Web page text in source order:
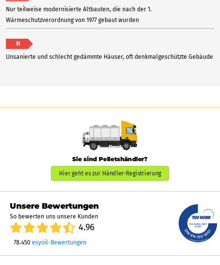
Nur teilweise modernisierte Altbauten, die nach der 1.
Wärmeschutzverordnung von 1977 gebaut wurden
H
Unsanierte und schlecht gedämmte Häuser, oft denkmalgeschützte Gebäude
Sie sind Pelletshändler?
Hier geht es zur Händler-Registrierung
Unsere Bewertungen
So bewerten uns unsere Kunden
4.96
78.450 esyoil-Bewertungen